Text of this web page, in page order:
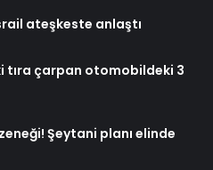
ateşkeste anlaştı
tıra çarpan otomobildeki 3
Şeytani planı elinde